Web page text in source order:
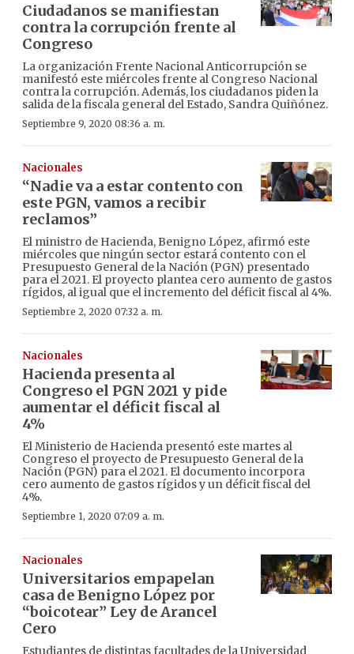
Ciudadanos se manifiestan
contra la corrupción frente al
Congreso
La organización Frente Nacional Anticorrupción se
manifestó este miércoles frente al Congreso Nacional
contra la corrupción. Además, los ciudadanos piden la
salida de la fiscala general del Estado, Sandra Quiñónez.
Septiembre 9, 2020 08:36 a. m.
Nacionales
“Nadie va a estar contento con
este PGN, vamos a recibir
reclamos”
El ministro de Hacienda, Benigno López, afirmó este
miércoles que ningún sector estará contento con el
Presupuesto General de la Nación (PGN) presentado
para el 2021. El proyecto plantea cero aumento de gastos
rígidos, al igual que el incremento del déficit fiscal al 4%.
Septiembre 2, 2020 07:32 a. m.
Nacionales
Hacienda presenta al
Congreso el PGN 2021 y pide
aumentar el déficit fiscal al
4%
El Ministerio de Hacienda presentó este martes al
Congreso el proyecto de Presupuesto General de la
Nación (PGN) para el 2021. El documento incorpora
cero aumento de gastos rígidos y un déficit fiscal del
4%.
Septiembre 1, 2020 07:09 a. m.
Nacionales
Universitarios empapelan
casa de Benigno López por
“boicotear” Ley de Arancel
Cero
Estudiantes de distintas facultades de la Universidad